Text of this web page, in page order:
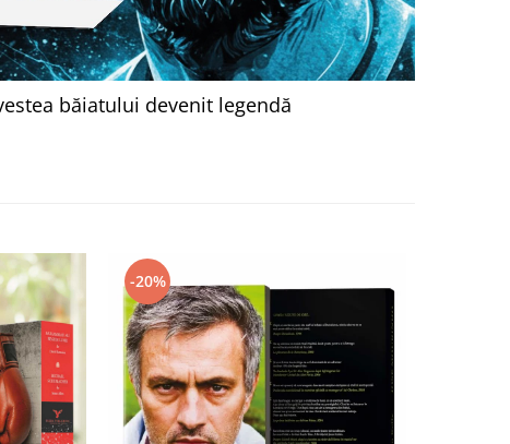
băiatului devenit legendă
-20%